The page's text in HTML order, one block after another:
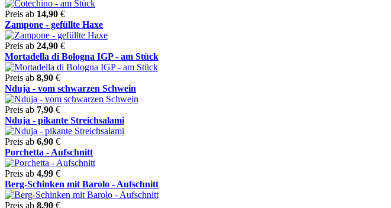
Preis ab 14,90 €
Zampone - gefüllte Haxe
Preis ab 24,90 €
Mortadella di Bologna IGP - am Stück
Preis ab 8,90 €
Nduja - vom schwarzen Schwein
Preis ab 7,90 €
Nduja - pikante Streichsalami
Preis ab 6,90 €
Porchetta - Aufschnitt
Preis ab 4,99 €
Berg-Schinken mit Barolo - Aufschnitt
Preis ab 8,90 €